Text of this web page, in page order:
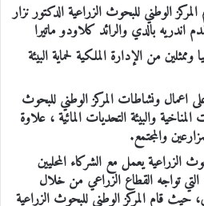
الوطني للبحوث الزراعية الدكتور نزار
بالدي والرائد كلاودو ماتيرا
من الإدارة الملكية لحماية البيئة
اعمال ونشاطات المركز الوطني للبحوث
والبيئة التحديات المائية ، علاوة
والمجتمع.
الزراعية يعمل مع الشركاء المحليين
تواجه القطاع الزراعي من خلال
حيث قام المركز الوطني للبحوث الزراعية